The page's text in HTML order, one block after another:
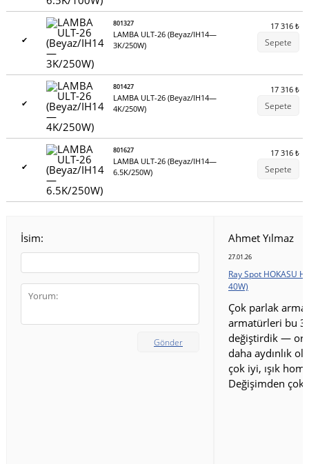
✔
801327
LAMBA ULT-26 (Beyaz/IH14—
3K/250W)
17 316₺
Sepete
✔
801427
LAMBA ULT-26 (Beyaz/IH14—
4K/250W)
17 316₺
Sepete
✔
801627
LAMBA ULT-26 (Beyaz/IH14—
6.5K/250W)
17 316₺
Sepete
İsim:
Gönder
Ahmet Yılmaz
27.01.26
Ray Spot HOKASU
40W)
Çok parlak
armatürleri bu
değiştirdik —
daha aydınlık
çok iyi, ışık
Değişimden çok